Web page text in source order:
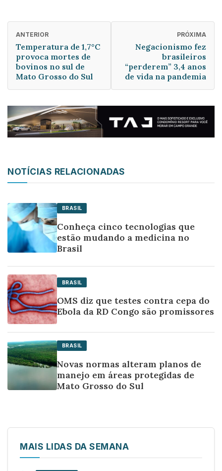
ANTERIOR
Temperatura de 1,7°C
provoca mortes de
bovinos no sul de
Mato Grosso do Sul
PRÓXIMA
Negacionismo fez
brasileiros
“perderem” 3,4 anos
de vida na pandemia
NOTÍCIAS RELACIONADAS
BRASIL
Conheça cinco tecnologias que
estão mudando a medicina no
Brasil
BRASIL
OMS diz que testes contra cepa do
Ebola da RD Congo são promissores
BRASIL
Novas normas alteram planos de
manejo em áreas protegidas de
Mato Grosso do Sul
MAIS LIDAS DA SEMANA